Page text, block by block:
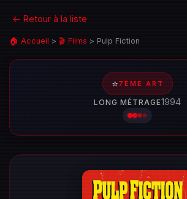
← Retour à la liste
🏠 Accueil > 🎬 Films > Pulp Fiction
⭐7ÈME ART
LONG MÉTRAGE1994